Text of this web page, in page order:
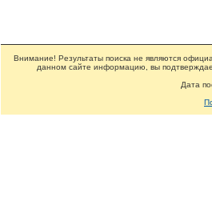
Внимание! Результаты поиска не являются
данном сайте информацию, вы
Дата